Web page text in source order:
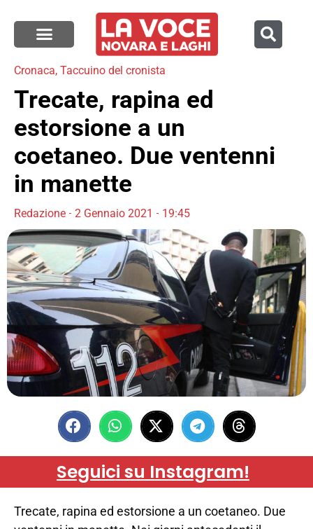
Cronaca, Taccuino del cronista
Trecate, rapina ed
estorsione a un
coetaneo. Due ventenni
in manette
Redazione 2 Gennaio 2021 19:45
Seguici su Instagram!
Trecate, rapina ed estorsione a un coetaneo. Due